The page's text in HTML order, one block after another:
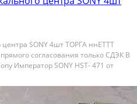
SONY 4шт ТОРГА ннЕТТТ
согласования только СДЭК В
Император SONY HST- 471 от
рабочем состоянии. Снят